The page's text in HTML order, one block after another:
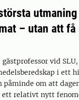
– utan att
gästprofessor vid
i ett
påminde om att
ett relativt nytt